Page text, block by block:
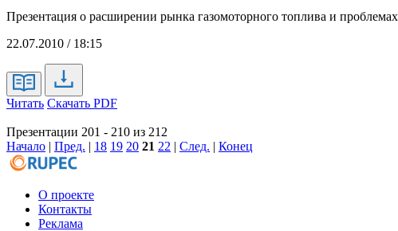
Презентация о расширении рынка газомоторного топлива и
22.07.2010 / 18:15
Читать Скачать PDF
Презентации 201 - 210 из 212
Начало | Пред. | 18 19 20 21 22 | След. | Конец
О проекте
Контакты
Реклама